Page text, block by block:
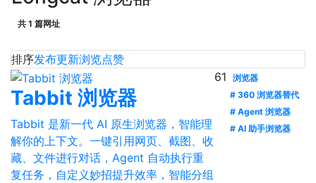
共 1 篇网址
排序发布更新浏览点赞
Tabbit 浏览器
Tabbit 是新一代 AI 原生浏览器，智能理
解你的上下文。一键引用网页、截图、收
藏、文件进行对话，Agent 自动执行重
复任务，自定义妙招提升效率，智能分组
61
浏览器
# 360 浏览器替代
# Agent 浏览器
# AI 助手浏览器